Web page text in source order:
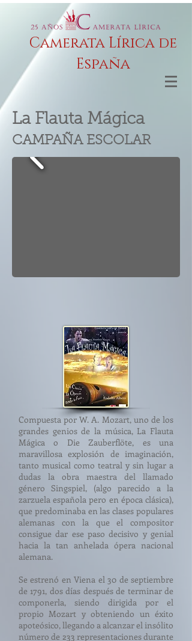
Camerata Lírica de
España
La Flauta Mágica
CAMPAÑA ESCOLAR
Compuesta por W. A. Mozart, uno de los
grandes genios de la música, La Flauta
Mágica o Die Zauberflöte, es una
maravillosa explosión de imaginación,
tanto musical como teatral y sin lugar a
dudas la obra maestra del llamado
género Singspiel, (algo parecido a la
zarzuela española pero en época clásica),
que predominaba en las clases populares
alemanas con la que el compositor
consigue dar ese paso decisivo y genial
hacia la tan anhelada ópera nacional
alemana.
Se estrenó en Viena el 30 de septiembre
de 1791, dos días después de terminar de
componerla, siendo dirigida por el
propio Mozart y obteniendo un éxito
apoteósico, llegando a alcanzar el insólito
número de 233 representaciones durante